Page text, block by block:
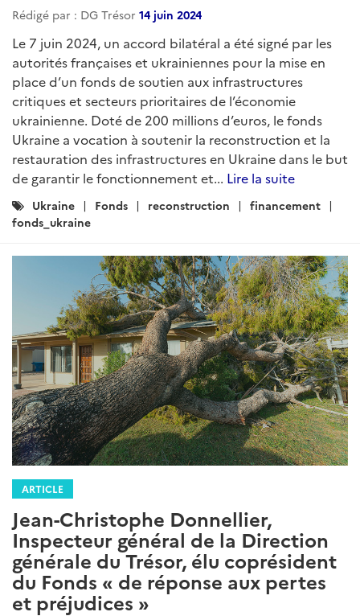
Rédigé par : DG Trésor 14 juin 2024
Le 7 juin 2024, un accord bilatéral a été signé par les
autorités françaises et ukrainiennes pour la mise en
place d’un fonds de soutien aux infrastructures
critiques et secteurs prioritaires de l’économie
ukrainienne. Doté de 200 millions d’euros, le fonds
Ukraine a vocation à soutenir la reconstruction et la
restauration des infrastructures en Ukraine dans le but
de garantir le fonctionnement et... Lire la suite
Catégories
:
Ukraine Fonds reconstruction
financement
fonds_ukraine
ARTICLE
Jean-Christophe Donnellier,
Inspecteur général de la Direction
générale du Trésor, élu coprésident
du Fonds « de réponse aux pertes
et préjudices »